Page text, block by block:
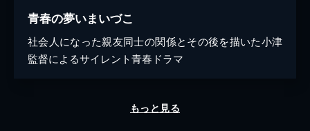
青春の夢いまいづこ
社会人になった親友同士の関係とその後を描いた小津
監督によるサイレント青春ドラマ
もっと見る